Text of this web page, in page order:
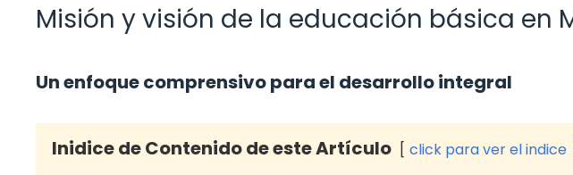
Misión y visión de la educación básica en
Un enfoque comprensivo para el desarrollo integral
Inidice de Contenido de este Artículo click para ver el indice